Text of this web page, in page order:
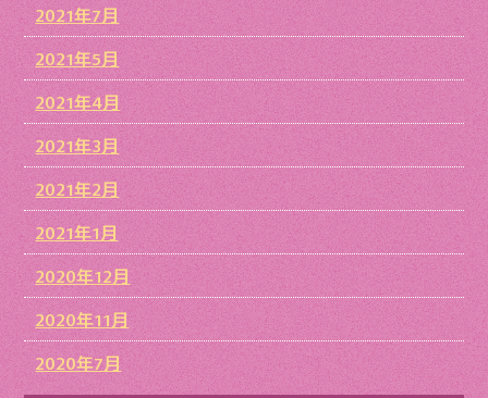
2021年7月
2021年5月
2021年4月
2021年3月
2021年2月
2021年1月
2020年12月
2020年11月
2020年7月